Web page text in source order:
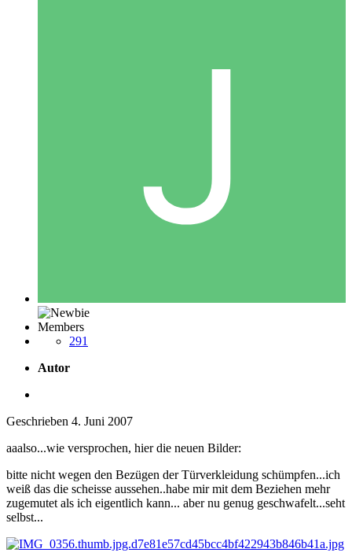
Members
291
Autor
Geschrieben 4. Juni 2007
aaalso...wie versprochen, hier die neuen Bilder:
bitte nicht wegen den Bezügen der Türverkleidung schümpfen...ich
weiß das die scheisse aussehen..habe mir mit dem Beziehen mehr
zugemutet als ich eigentlich kann... aber nu genug geschwafelt...seht
selbst...